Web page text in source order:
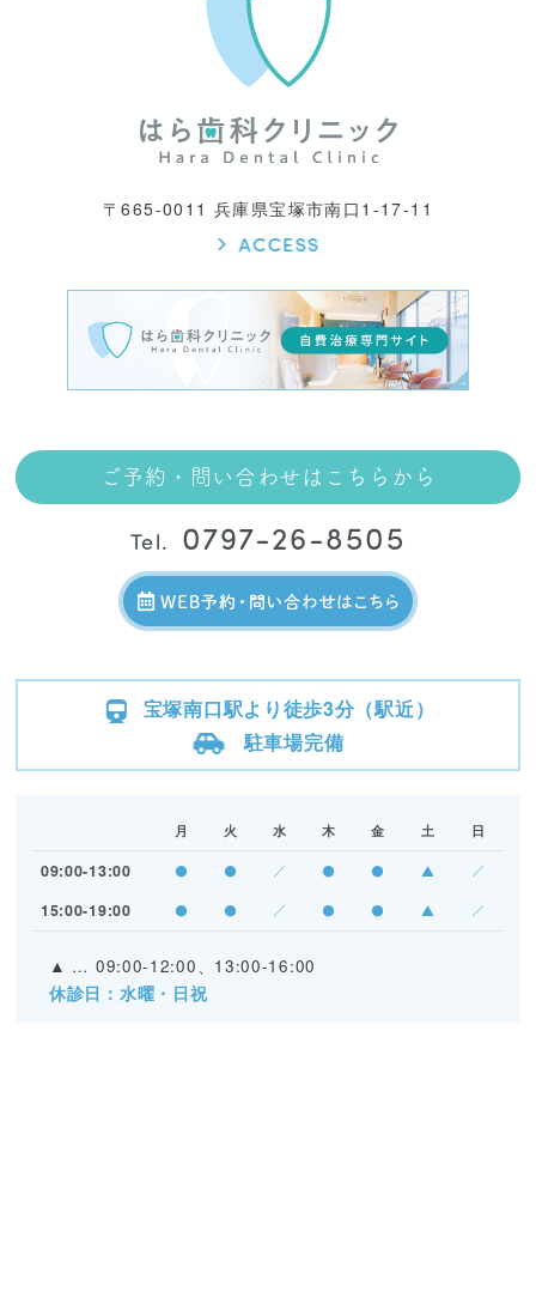
〒665-0011 兵庫県宝塚市南口1-17-11
ご予約・問い合わせはこちらから
Tel. 0797-26-8505
宝塚南口駅より徒歩3分（駅近）
駐車場完備
月 火 水 木 金 土 日
09:00-13:00 ● ● ／ ● ● ▲ ／
15:00-19:00 ● ● ／ ● ● ▲ ／
▲ … 09:00-12:00、13:00-16:00
休診日：水曜・日祝